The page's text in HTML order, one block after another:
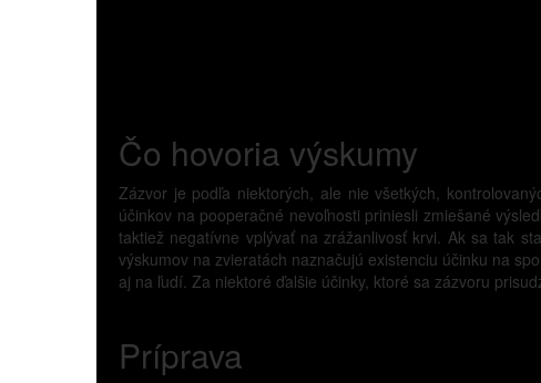
Čo hovoria výskumy
Zázvor je podľa niektorých, ale nie všetkých,
účinkov na pooperačné nevoľnosti priniesli zmiešané
taktiež negatívne vplývať na zrážanlivosť krvi. Ak sa tak
výskumov na zvieratách naznačujú existenciu účinku na
aj na ľudí. Za niektoré ďalšie účinky, ktoré sa zázvoru
Príprava